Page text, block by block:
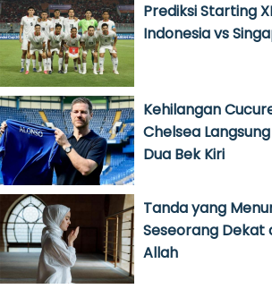
Prediksi Starting
Indonesia vs
Kehilangan
Chelsea
Dua Bek Kiri
Tanda yang
Seseorang Dekat
Allah